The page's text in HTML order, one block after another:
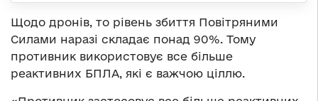
Щодо дронів, то рівень збиття Повітряними
Силами наразі складає понад 90%. Тому
противник використовує все більше
реактивних БПЛА, які є важчою ціллю.